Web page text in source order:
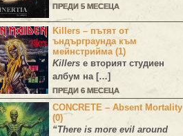
ПРЕДИ 5 МЕСЕЦА
Killers – пътят от
ъндърграунда към
мейнстрийма (1)
Killers е вторият студиен
албум на […]
ПРЕДИ 6 МЕСЕЦА
CONCRETE – Absent Mortality
(0)
“There is more evil around